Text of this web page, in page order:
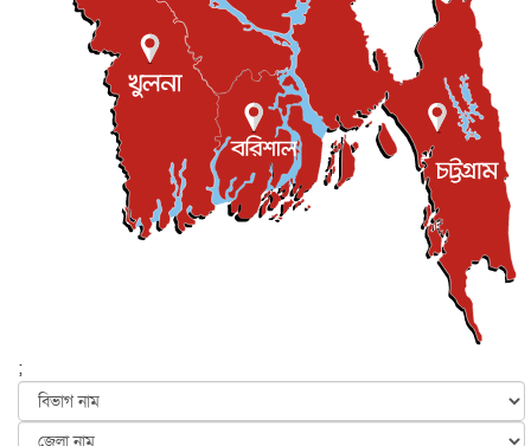
জুলাই গণ-অভ্যুত্থান দিবস আজ, স্মরণে দেশজুড়ে কর্মসূচি
জাতীয় ৫ আগস্ট, ২০২৬
জনগণ পরিবর্তন চেয়েছে বলেই জুলাই আন্দোলন সফল :
৫ আগস্ট, ২০২৬
বেনজীর আহমেদের সঙ্গে পরীমনির ঘনিষ্ঠ সম্পর্ক ছিল : নাসির
মাহম...
জাতীয় ৫ আগস্ট, ২০২৬
হরমুজ নিয়ে ইরান-মার্কিন চুক্তি হতে পারে আজ : মার্কিন অর্থমন...
৫ আগস্ট, ২০২৬
পৃথিবীর দিকে আসছে বিধ্বংসী বস্তু, পারমাণবিক বোমা দিয়ে করা
আন্তর্জাতিক ৫ আগস্ট, ২০২৬
কেনিয়ায় ১৫ হাতির রহস্যজনক মৃত্যু, সন্দেহের মুখে কীটনাশকের
;